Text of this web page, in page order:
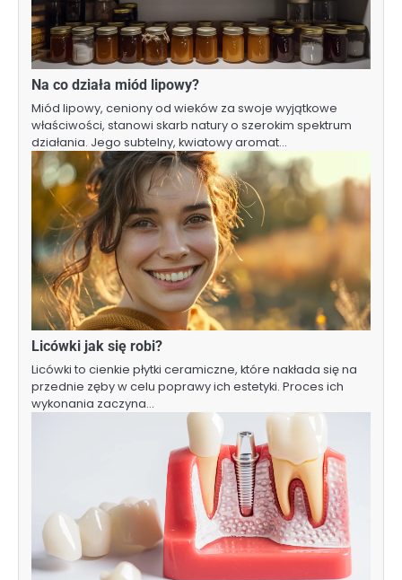
Na co działa miód lipowy?
Miód lipowy, ceniony od wieków za swoje wyjątkowe
właściwości, stanowi skarb natury o szerokim spektrum
działania. Jego subtelny, kwiatowy aromat…
Licówki jak się robi?
Licówki to cienkie płytki ceramiczne, które nakłada się na
przednie zęby w celu poprawy ich estetyki. Proces ich
wykonania zaczyna…